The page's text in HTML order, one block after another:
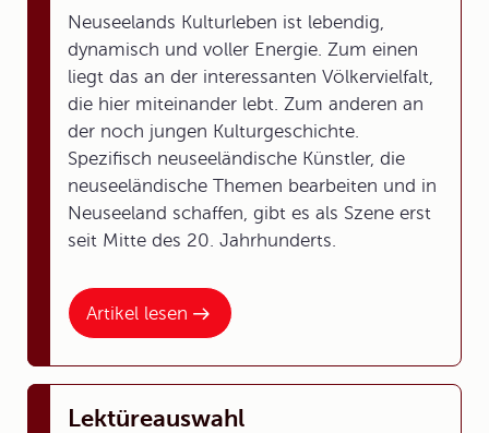
Artikel lesen
Neuseelands Kulturleben ist lebendig,
dynamisch und voller Energie. Zum einen
liegt das an der interessanten Völkervielfalt,
die hier miteinander lebt. Zum anderen an
der noch jungen Kulturgeschichte.
Spezifisch neuseeländische Künstler, die
neuseeländische Themen bearbeiten und in
Neuseeland schaffen, gibt es als Szene erst
seit Mitte des 20. Jahrhunderts.
Lektüreauswahl